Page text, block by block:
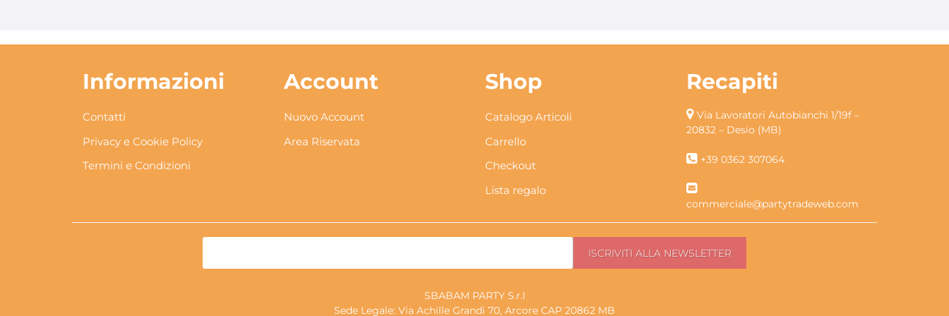
Informazioni
Contatti
Privacy e Cookie Policy
Termini e Condizioni
Account
Nuovo Account
Area Riservata
Shop
Catalogo Articoli
Carrello
Checkout
Lista regalo
Recapiti
Via Lavoratori Autobianchi 1/19f –
20832 – Desio (MB)
+39 0362 307064
commerciale@partytradeweb.com
SBABAM PARTY S.r.l
Sede Legale: Via Achille Grandi 70, Arcore CAP 20862 MB